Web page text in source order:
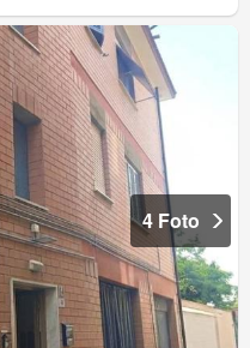
4 Foto